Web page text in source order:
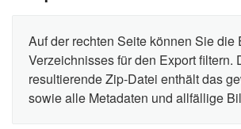
Auf der rechten Seite können Sie die
Verzeichnisses für den Export filtern.
resultierende Zip-Datei enthält das
sowie alle Metadaten und allfällige